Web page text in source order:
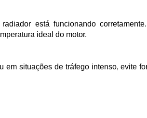
ideal do motor.